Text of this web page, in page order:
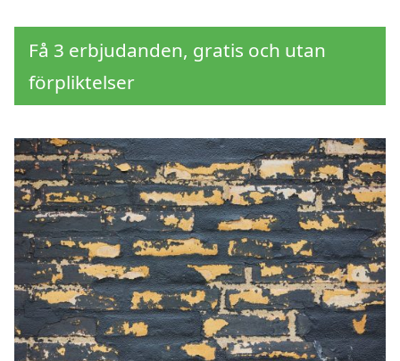
Få 3 erbjudanden, gratis och utan
förpliktelser